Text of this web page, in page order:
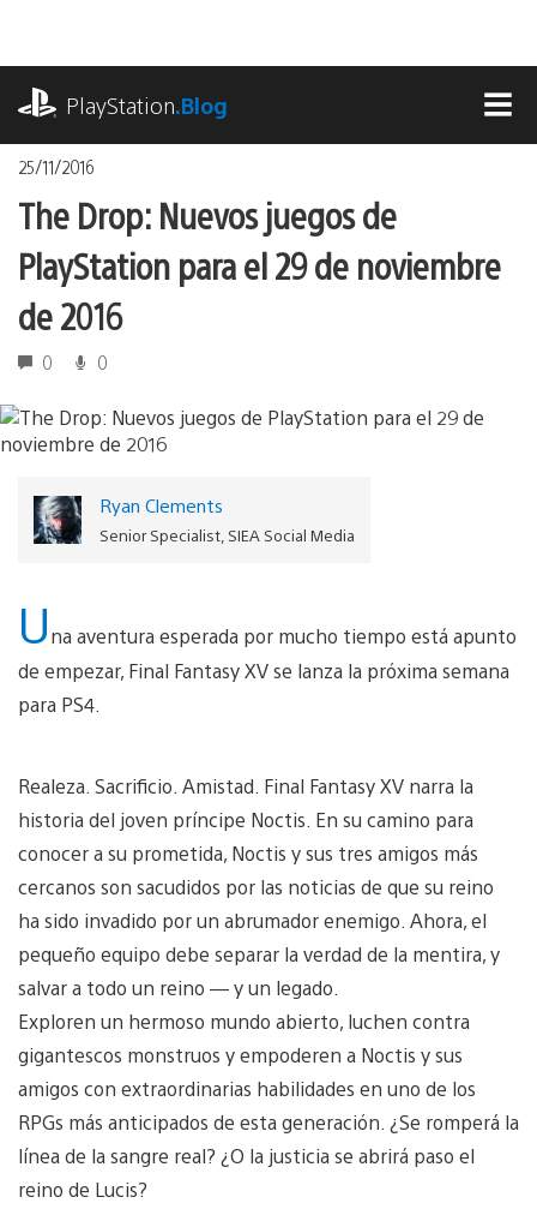
contenido
PlayStation.Blog
25/11/2016
The Drop: Nuevos juegos de
PlayStation para el 29 de noviembre
de 2016
0 0
Ryan Clements
Senior Specialist, SIEA Social Media
Una aventura esperada por mucho tiempo está apunto
de empezar, Final Fantasy XV se lanza la próxima semana
para PS4.
Realeza. Sacrificio. Amistad. Final Fantasy XV narra la
historia del joven príncipe Noctis. En su camino para
conocer a su prometida, Noctis y sus tres amigos más
cercanos son sacudidos por las noticias de que su reino
ha sido invadido por un abrumador enemigo. Ahora, el
pequeño equipo debe separar la verdad de la mentira, y
salvar a todo un reino — y un legado.
Exploren un hermoso mundo abierto, luchen contra
gigantescos monstruos y empoderen a Noctis y sus
amigos con extraordinarias habilidades en uno de los
RPGs más anticipados de esta generación. ¿Se romperá la
línea de la sangre real? ¿O la justicia se abrirá paso el
reino de Lucis?